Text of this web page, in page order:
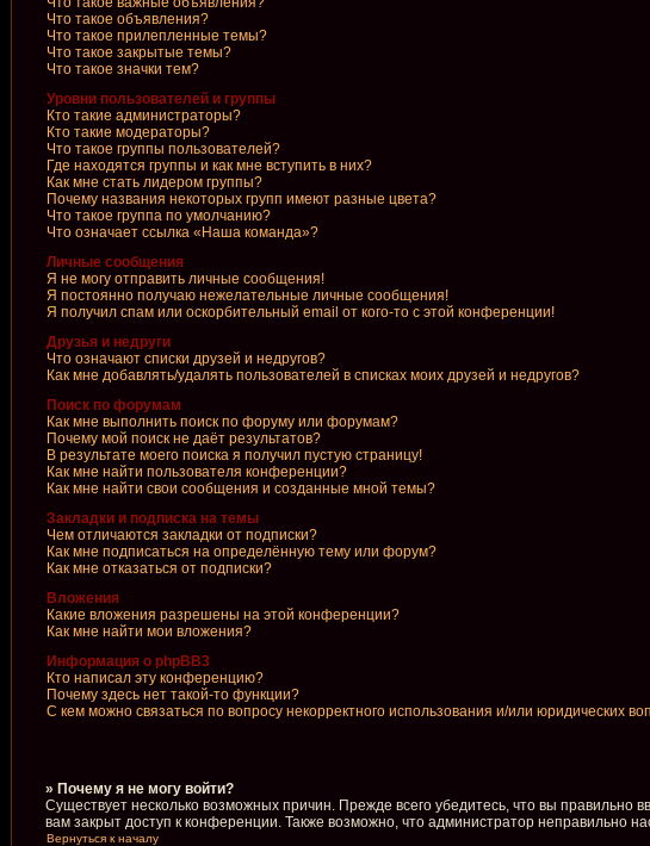
Что такое объявления?
Что такое прилепленные темы?
Что такое закрытые темы?
Что такое значки тем?
Уровни пользователей и группы
Кто такие администраторы?
Кто такие модераторы?
Что такое группы пользователей?
Где находятся группы и как мне вступить в них?
Как мне стать лидером группы?
Почему названия некоторых групп имеют разные цвета?
Что такое группа по умолчанию?
Что означает ссылка «Наша команда»?
Личные сообщения
Я не могу отправить личные сообщения!
Я постоянно получаю нежелательные личные сообщения!
Я получил спам или оскорбительный email от кого-то с этой конференции!
Друзья и недруги
Что означают списки друзей и недругов?
Как мне добавлять/удалять пользователей в списках моих друзей и недругов?
Поиск по форумам
Как мне выполнить поиск по форуму или форумам?
Почему мой поиск не даёт результатов?
В результате моего поиска я получил пустую страницу!
Как мне найти пользователя конференции?
Как мне найти свои сообщения и созданные мной темы?
Закладки и подписка на темы
Чем отличаются закладки от подписки?
Как мне подписаться на определённую тему или форум?
Как мне отказаться от подписки?
Вложения
Какие вложения разрешены на этой конференции?
Как мне найти мои вложения?
Информация о phpBB3
Кто написал эту конференцию?
Почему здесь нет такой-то функции?
С кем можно связаться по вопросу некорректного использования и/или юридических
» Почему я не могу войти?
Существует несколько возможных причин. Прежде всего убедитесь, что вы
вам закрыт доступ к конференции. Также возможно, что администратор неправильно
Вернуться к началу